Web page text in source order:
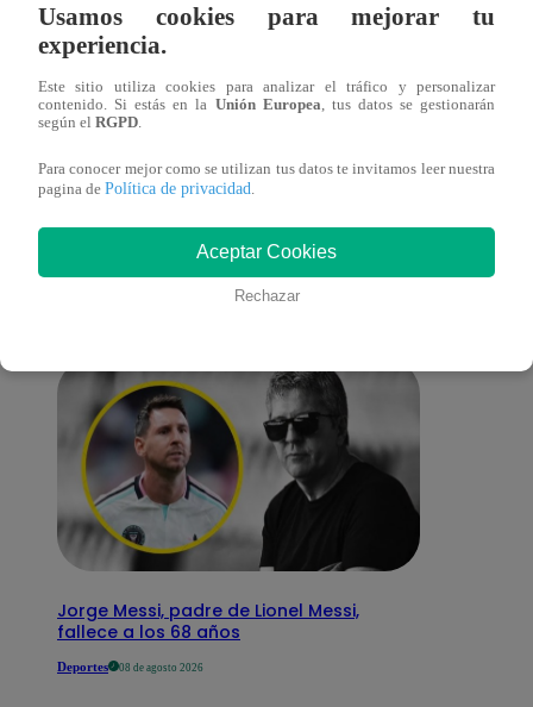
Mujeres al Mando – Viernes 25 de febrero
del 2022 – Programa completo
También te puede
interesar
Jorge Messi, padre de Lionel Messi,
fallece a los 68 años
Deportes 08 de agosto 2026
Usamos cookies para mejorar tu
experiencia.
Este sitio utiliza cookies para analizar el tráfico y personalizar
contenido. Si estás en la Unión Europea , tus datos se gestionarán
según el RGPD
Para conocer mejor como se utilizan tus datos te invitamos leer nuestra
pagina de Política de privacidad
Aceptar Cookies
Rechazar